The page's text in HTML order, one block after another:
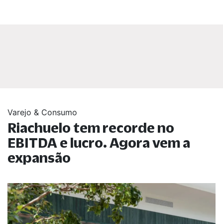
Varejo & Consumo
Riachuelo tem recorde no
EBITDA e lucro. Agora vem a
expansão